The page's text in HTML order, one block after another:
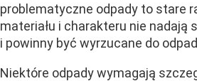
problematyczne odpady to stare
materiału i charakteru nie nadają
i powinny być wyrzucane do
Niektóre odpady wymagają